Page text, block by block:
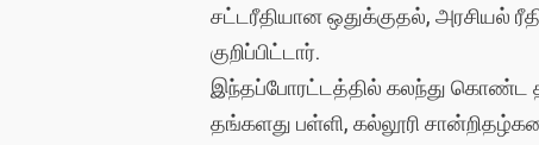
சட்டரீதியான ஒதுக்குதல், அரசியல்
குறிப்பிட்டார்.
இந்தப்போரட்டத்தில் கலந்து கொண்ட
தங்களது பள்ளி, கல்லூரி